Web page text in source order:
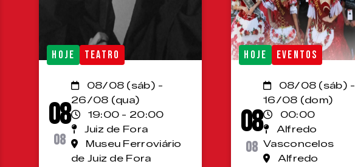
HOJE TEATRO
08
08
08/08 (sáb) -
26/08 (qua)
19:00 - 20:00
Juiz de Fora
Museu Ferroviário
de Juiz de Fora
HOJE EVENTOS
08
08
08/08 (sáb) -
16/08 (dom)
00:00
Alfredo
Vasconcelos
Alfredo